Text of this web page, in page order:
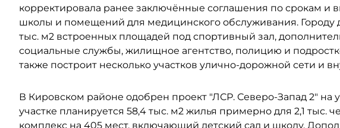
корректировала ранее заключённые соглашения по срокам и
школы и помещений для медицинского обслуживания.
тыс. м2 встроенных площадей под спортивный зал,
социальные службы, жилищное агентство, полицию и
также построит несколько участков улично-дорожной сети и
В Кировском районе одобрен проект "ЛСР. Северо-Запад 2" на
участке планируется 58,4 тыс. м2 жилья примерно для 2,1 тыс.
комплекс на 405 мест, включающий детский сад и школу.